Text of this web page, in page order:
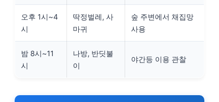
오후 1시~4
시
딱정벌레, 사
마귀
숲 주변에서 채집망
사용
밤 8시~11
시
나방, 반딧불
이
야간등 이용 관찰